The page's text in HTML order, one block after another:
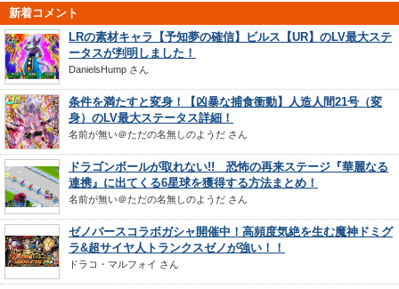
新着コメント
LRの素材キャラ【予知夢の確信】ビルス【UR】のLV最大ステ
ータスが判明しました！
DanielsHump さん
条件を満たすと変身！【凶暴な捕食衝動】人造人間21号（変
身）のLV最大ステータス詳細！
名前が無い＠ただの名無しのようだ さん
ドラゴンボールが取れない!! 恐怖の再来ステージ『華麗なる
連携』に出てくる6星球を獲得する方法まとめ！
名前が無い＠ただの名無しのようだ さん
ゼノバースコラボガシャ開催中！高頻度気絶を生む魔神ドミグ
ラ&超サイヤ人トランクスゼノが強い！！
ドラコ・マルフォイ さん